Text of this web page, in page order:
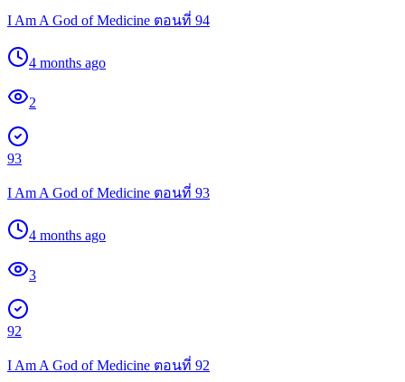
I Am A God of Medicine ตอนที่ 94
4 months ago
2
93
I Am A God of Medicine ตอนที่ 93
4 months ago
3
92
I Am A God of Medicine ตอนที่ 92